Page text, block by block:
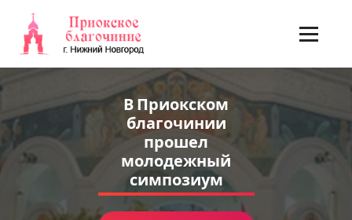
содержимому
В Приокском
благочинии
прошел
молодежный
симпозиум